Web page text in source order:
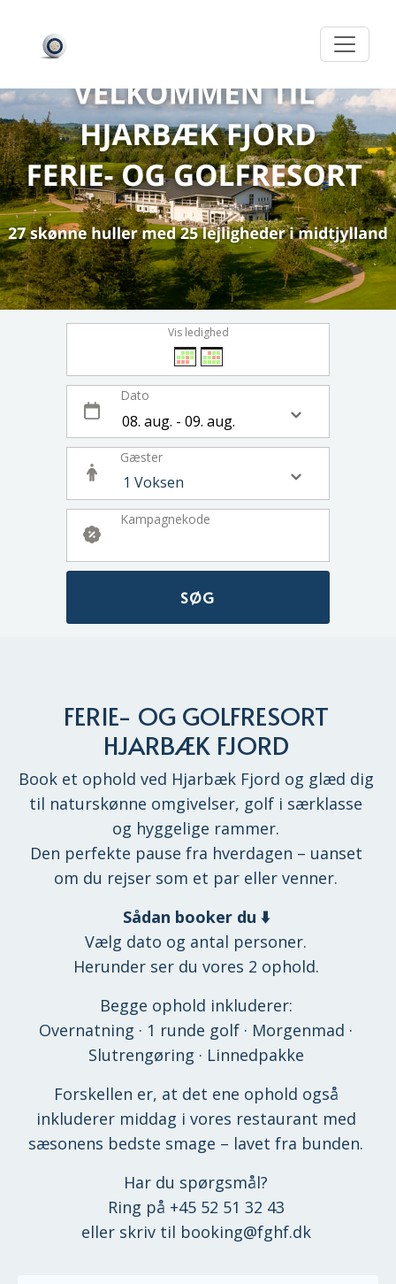
Vis ledighed
Dato
Gæster
Kampagnekode
SØG
FERIE- OG GOLFRESORT
HJARBÆK FJORD
Book et ophold ved Hjarbæk Fjord og glæd dig
til naturskønne omgivelser, golf i særklasse
og hyggelige rammer.
Den perfekte pause fra hverdagen – uanset
om du rejser som et par eller venner.
Sådan booker du ⬇️
Vælg dato og antal personer.
Herunder ser du vores 2 ophold.
Begge ophold inkluderer:
Overnatning · 1 runde golf · Morgenmad ·
Slutrengøring · Linnedpakke
Forskellen er, at det ene ophold også
inkluderer middag i vores restaurant med
sæsonens bedste smage – lavet fra bunden.
Har du spørgsmål?
Ring på +45 52 51 32 43
eller skriv til booking@fghf.dk